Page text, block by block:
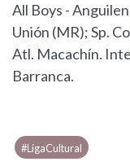
All Boys -
Unión (MR); Sp.
Atl. Macachín.
Barranca.
#LigaCultural